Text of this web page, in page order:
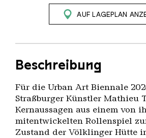
AUF LAGEPLAN
Beschreibung
Für die Urban Art Biennale
Straßburger Künstler Mathieu
Kernaussagen aus einem von
mitentwickelten Rollenspiel
Zustand der Völklinger Hütte